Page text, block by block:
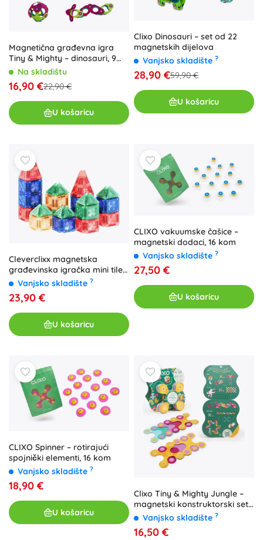
Magnetična građevna igra
Tiny & Mighty – dinosauri, 9
dijelova
Na skladištu
16,90 €22,90 €
U košaricu
Clixo Dinosauri – set od 22
magnetskih dijelova
Vanjsko skladište ?
28,90 €59,90 €
U košaricu
Cleverclixx magnetska
građevinska igračka mini tiles
intense pack 28 kom
Vanjsko skladište ?
23,90 €
U košaricu
CLIXO vakuumske čašice –
magnetski dodaci, 16 kom
Vanjsko skladište ?
27,50 €
U košaricu
CLIXO Spinner – rotirajući
spojnički elementi, 16 kom
Vanjsko skladište ?
18,90 €
U košaricu
Clixo Tiny & Mighty Jungle –
magnetski konstruktorski set
9 kom
Vanjsko skladište ?
16,50 €